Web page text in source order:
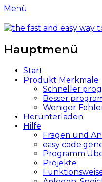
Menü
easy-
Hauptmenü
Weiter
zum
Start
Produkt Merkmale
Schneller
Besser
Weniger
Herunterladen
Hilfe
Fragen und
easy code
Programm
Projekte